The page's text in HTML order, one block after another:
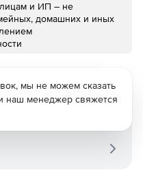
и ИП – не
домашних и иных
мы не можем сказать
наш менеджер свяжется